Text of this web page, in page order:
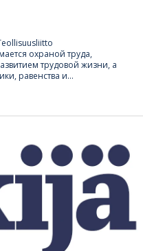
охраной труда,
трудовой жизни, а
равенства и...